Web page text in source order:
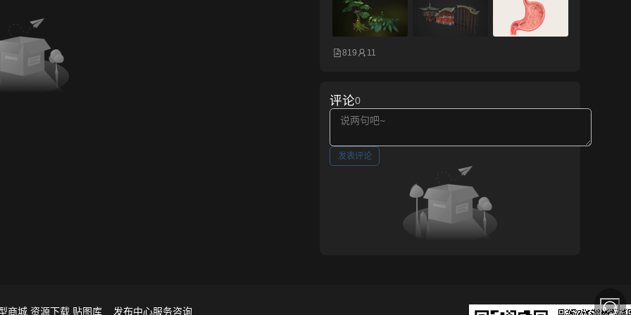
819 11
评论0
发表评论
商城 资源下载 贴图库 发布中心服务咨询